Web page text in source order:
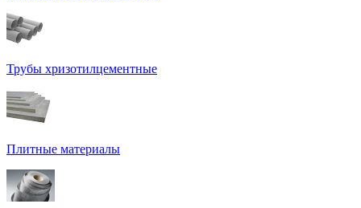
Трубы хризотилцементные
Плитные материалы